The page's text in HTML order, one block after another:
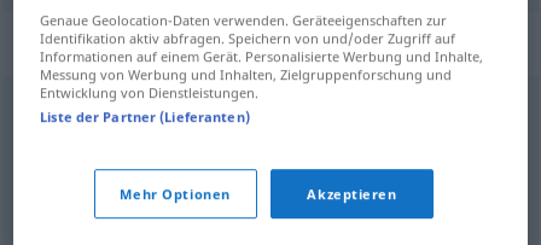
„fullvissa“: Verb
fullvissav
(Für mehr Details die Übersetzung anklicken/antippen)
Genaue Geolocation-Daten verwenden. Geräteeigenschaften zur
Identifikation aktiv abfragen. Speichern von und/oder Zugriff auf
Informationen auf einem Gerät. Personalisierte Werbung und Inhalte,
Messung von Werbung und Inhalten, Zielgruppenforschung und
Entwicklung von Dienstleistungen.
Liste der Partner (Lieferanten)
Mehr Optionen Akzeptieren